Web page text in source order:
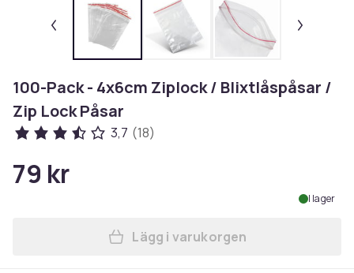
100-Pack - 4x6cm Ziplock / Blixtlåspåsar /
Zip Lock Påsar
3,7 (18)
79 kr
I lager
Lägg till 100-Pack - 4x6cm
Lägg i varukorgen